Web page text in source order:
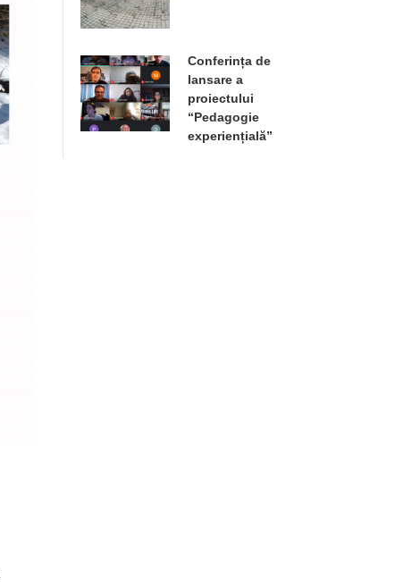
Conferința de
lansare a
proiectului
“Pedagogie
experiențială”